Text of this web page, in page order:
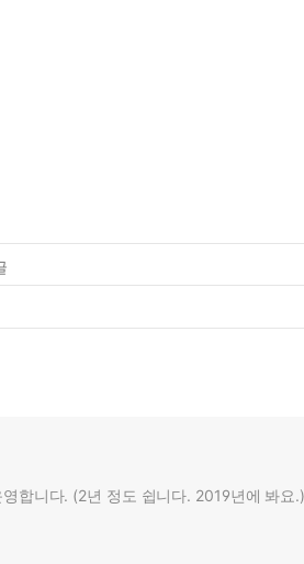
합니다. (2년 정도 쉽니다. 2019년에 봐요.)